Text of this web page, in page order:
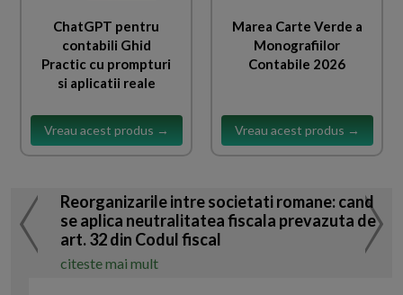
ChatGPT pentru
contabili Ghid
Practic cu prompturi
si aplicatii reale
Vreau acest produs →
Marea Carte Verde a
Monografiilor
Contabile 2026
Vreau acest produs →
Reorganizarile intre societati romane: cand
se aplica neutralitatea fiscala prevazuta de
art. 32 din Codul fiscal
citeste mai mult